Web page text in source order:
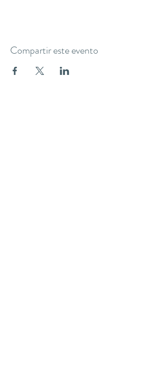
Compartir este evento